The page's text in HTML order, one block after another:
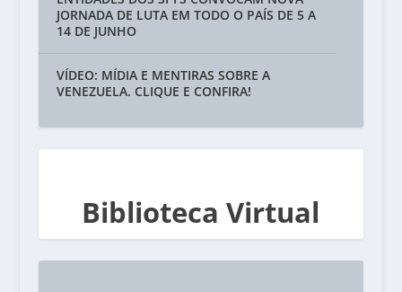
JORNADA DE LUTA EM TODO O PAÍS DE 5 A
14 DE JUNHO
VÍDEO: MÍDIA E MENTIRAS SOBRE A
VENEZUELA. CLIQUE E CONFIRA!
Biblioteca Virtual